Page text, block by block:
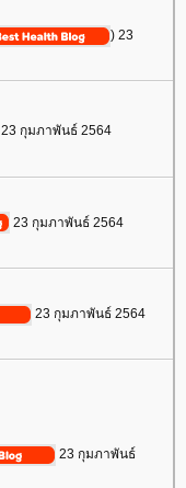
) 23
23 กุมภาพันธ์ 2564
23 กุมภาพันธ์ 2564
23 กุมภาพันธ์ 2564
23 กุมภาพันธ์